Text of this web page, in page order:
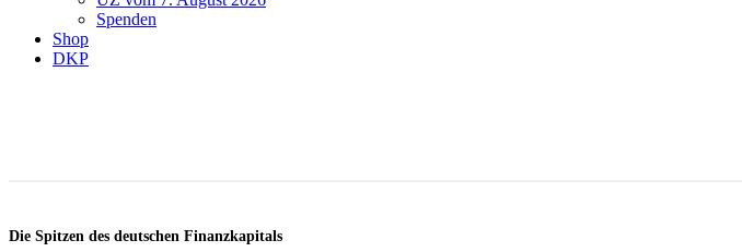
Spenden
Shop
DKP
Die Spitzen des deutschen Finanzkapitals